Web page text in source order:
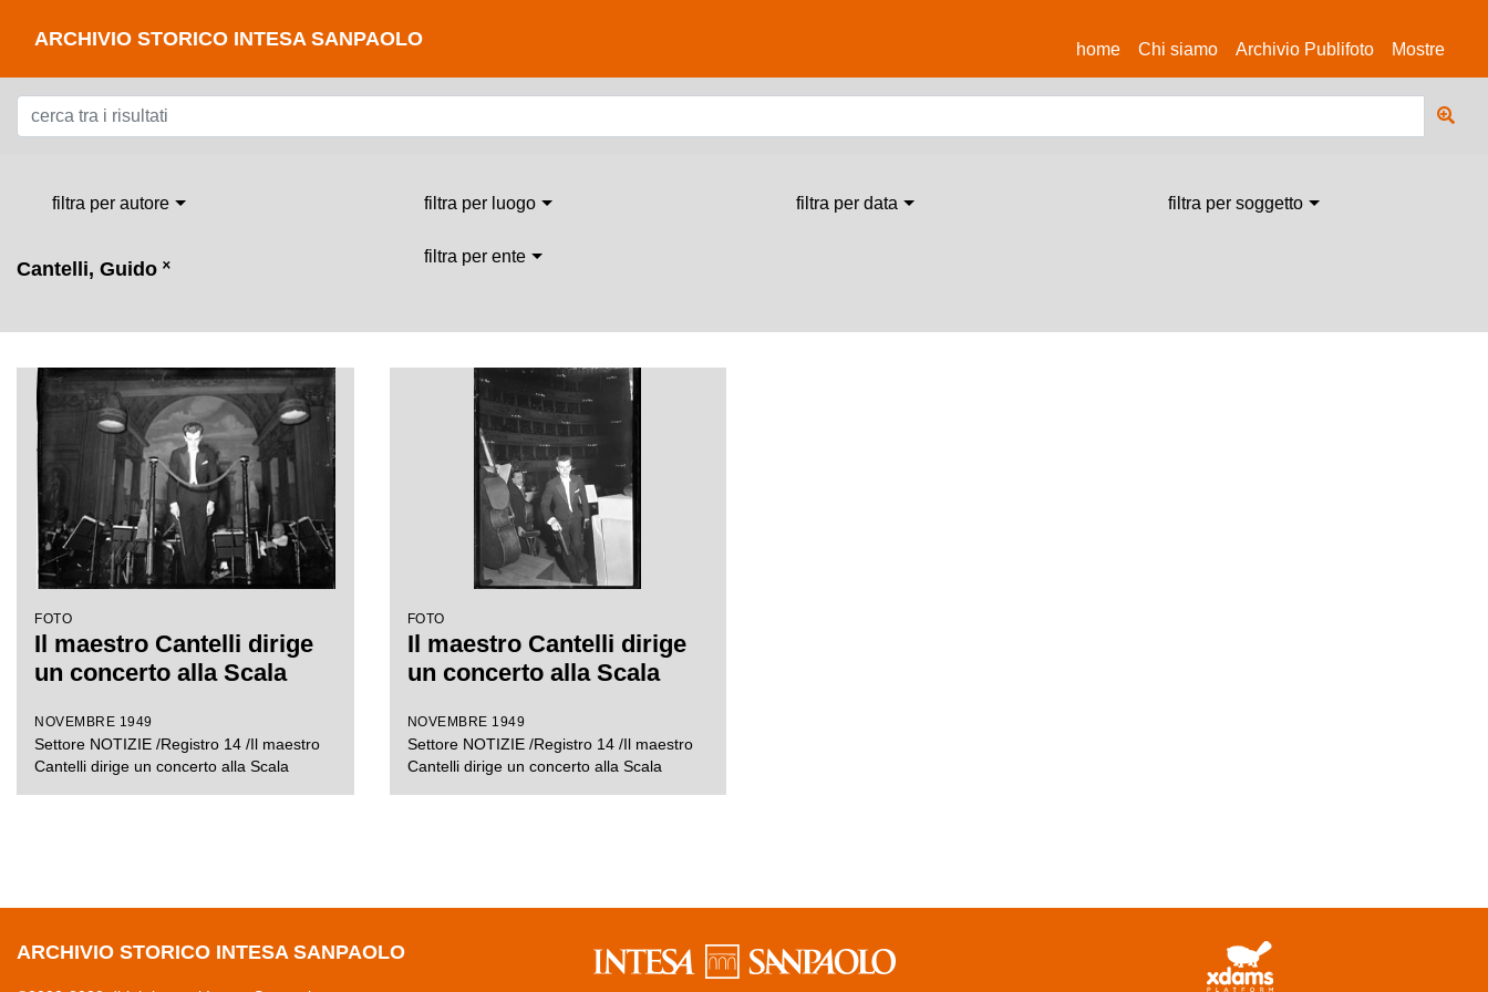
ARCHIVIO STORICO INTESA SANPAOLO home(current)
Chi siamo Archivio Publifoto Mostre
filtra per autore filtra per luogo filtra per data filtra per soggetto
Cantelli, Guido ˟
filtra per ente
FOTO
Il maestro Cantelli dirige
un concerto alla Scala
NOVEMBRE 1949
Settore NOTIZIE /Registro 14 /Il maestro
Cantelli dirige un concerto alla Scala
FOTO
Il maestro Cantelli dirige
un concerto alla Scala
NOVEMBRE 1949
Settore NOTIZIE /Registro 14 /Il maestro
Cantelli dirige un concerto alla Scala
ARCHIVIO STORICO INTESA SANPAOLO